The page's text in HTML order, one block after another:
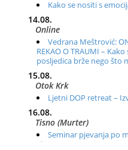
Kako se nositi s
14.08.
Online
Vedrana Meštrović:
REKAO O TRAUMI –
posljedica brže nego što
15.08.
Otok Krk
Ljetni DOP retreat –
16.08.
Tisno (Murter)
Seminar pjevanja po
glasa“